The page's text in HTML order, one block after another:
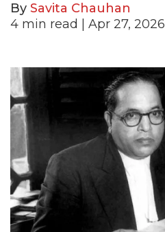
By Savita Chauhan
4 min read | Apr 27, 2026